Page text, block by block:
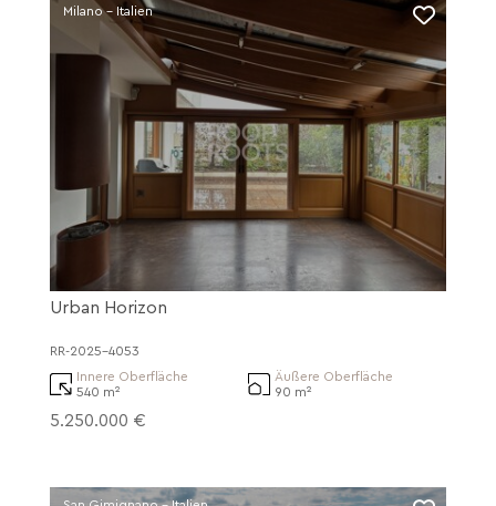
Milano - Italien
Urban Horizon
RR-2025-4053
Innere Oberfläche
540 m²
Äußere Oberfläche
90 m²
5.250.000 €